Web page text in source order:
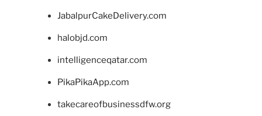
JabalpurCakeDelivery.com
halobjd.com
intelligenceqatar.com
PikaPikaApp.com
takecareofbusinessdfw.org